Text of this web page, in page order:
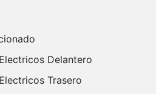
Delantero
Trasero